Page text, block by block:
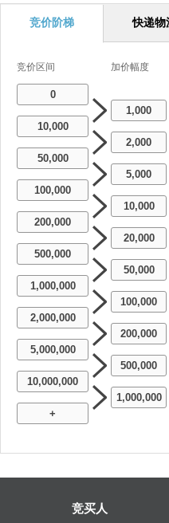
竞价阶梯 快递物
竞价区间 加价幅度
0
1,000
10,000
2,000
50,000
5,000
100,000
10,000
200,000
20,000
500,000
50,000
1,000,000
100,000
2,000,000
200,000
5,000,000
500,000
10,000,000
1,000,000
+
竞买人